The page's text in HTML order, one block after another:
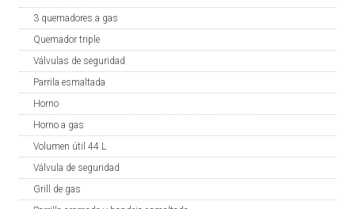
3 quemadores a gas
Quemador triple
Válvulas de seguridad
Parrila esmaltada
Horno
Horno a gas
Volumen útil 44 L
Válvula de seguridad
Grill de gas